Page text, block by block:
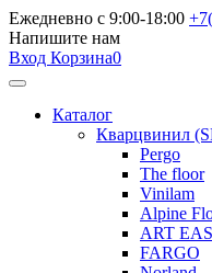
Ежедневно с 9:00-18:00
Напишите нам
Вход Корзина0
Каталог
Кварцвинил
Pergo
The floor
Vinilam
Alpine
ART
FARGO